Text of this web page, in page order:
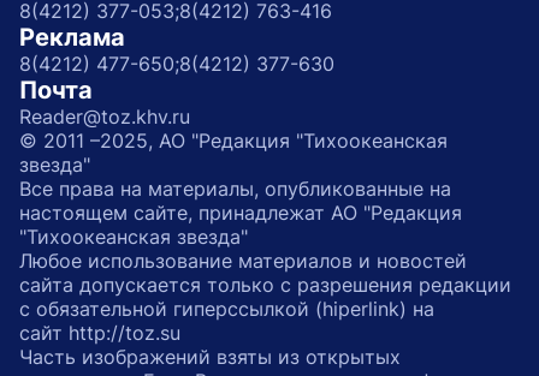
8(4212) 377-053;8(4212) 763-416
Реклама
8(4212) 477-650;8(4212) 377-630
Почта
Reader@toz.khv.ru
© 2011 –2025, АО "Редакция "Тихоокеанская
звезда"
Все права на материалы, опубликованные на
настоящем сайте, принадлежат АО "Редакция
"Тихоокеанская звезда"
Любое использование материалов и новостей
сайта допускается только с разрешения редакции
с обязательной гиперссылкой (hiperlink) на
сайт http://toz.su
Часть изображений взяты из открытых